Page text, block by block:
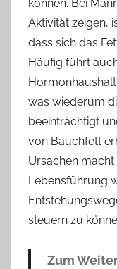
können. Bei
Aktivität zeigen,
dass sich das
Häufig führt
was wiederum
beeinträchtigt
von Bauchfett
Ursachen
Lebensführung
steuern zu
Zum